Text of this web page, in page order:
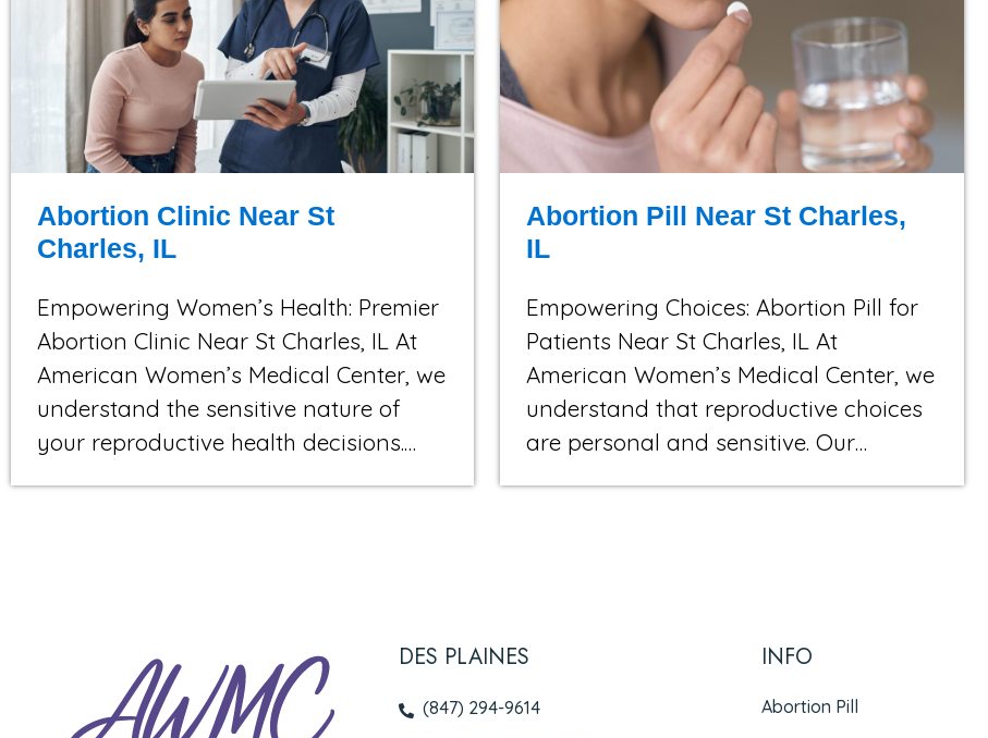
Abortion Clinic Near St
Charles, IL
Empowering Women’s Health: Premier
Abortion Clinic Near St Charles, IL At
American Women’s Medical Center, we
understand the sensitive nature of
your reproductive health decisions.…
Abortion Pill Near St Charles,
IL
Empowering Choices: Abortion Pill for
Patients Near St Charles, IL At
American Women’s Medical Center, we
understand that reproductive choices
are personal and sensitive. Our…
DES PLAINES
(847) 294-9614
INFO
Abortion Pill